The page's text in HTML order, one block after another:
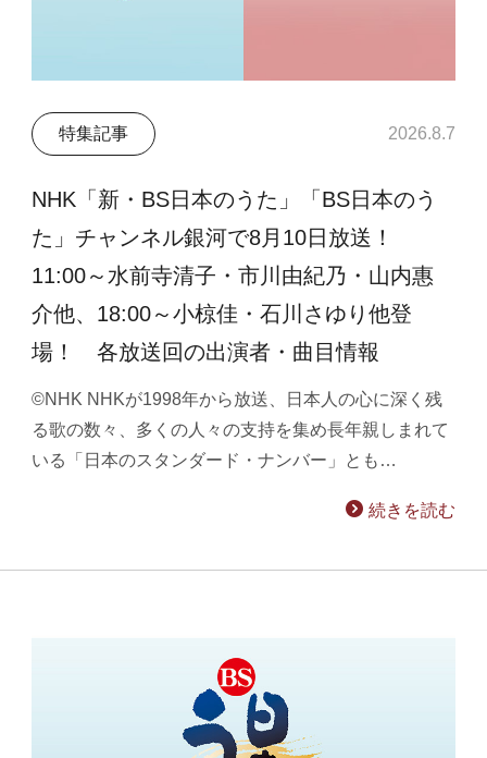
特集記事 2026.8.7
NHK「新・BS日本のうた」「BS日本のう
た」チャンネル銀河で8月10日放送！
11:00～水前寺清子・市川由紀乃・山内惠
介他、18:00～小椋佳・石川さゆり他登
場！ 各放送回の出演者・曲目情報
©NHK NHKが1998年から放送、日本人の心に深く残
る歌の数々、多くの人々の支持を集め長年親しまれて
いる「日本のスタンダード・ナンバー」とも…
続きを読む